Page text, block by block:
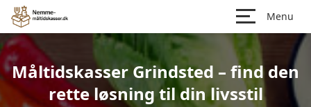
Menu
Måltidskasser Grindsted – find den
rette løsning til din livsstil